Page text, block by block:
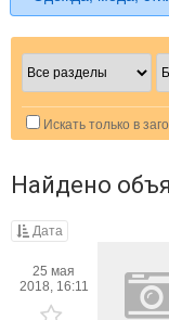
Искать только в
Найдено
Дата
25 мая
2018, 16:11